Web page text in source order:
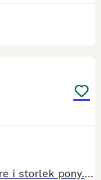
Säljer en superfin grimma från Horseware i storlek pony. Sparsamt använd så den är i bra skick. "RAMBO GRIMMA" i färgen whitney gold Finns i Karlakrona men kan också skickas mot portokostnad.